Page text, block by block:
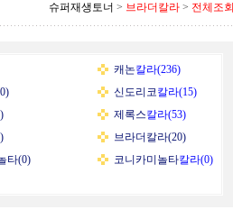
슈퍼재생토너 > 브라더칼라 > 전체조회
캐논칼라(236)
신도리코칼라(15)
제록스칼라(53)
브라더칼라(20)
타(0) 코니카미놀타칼라(0)